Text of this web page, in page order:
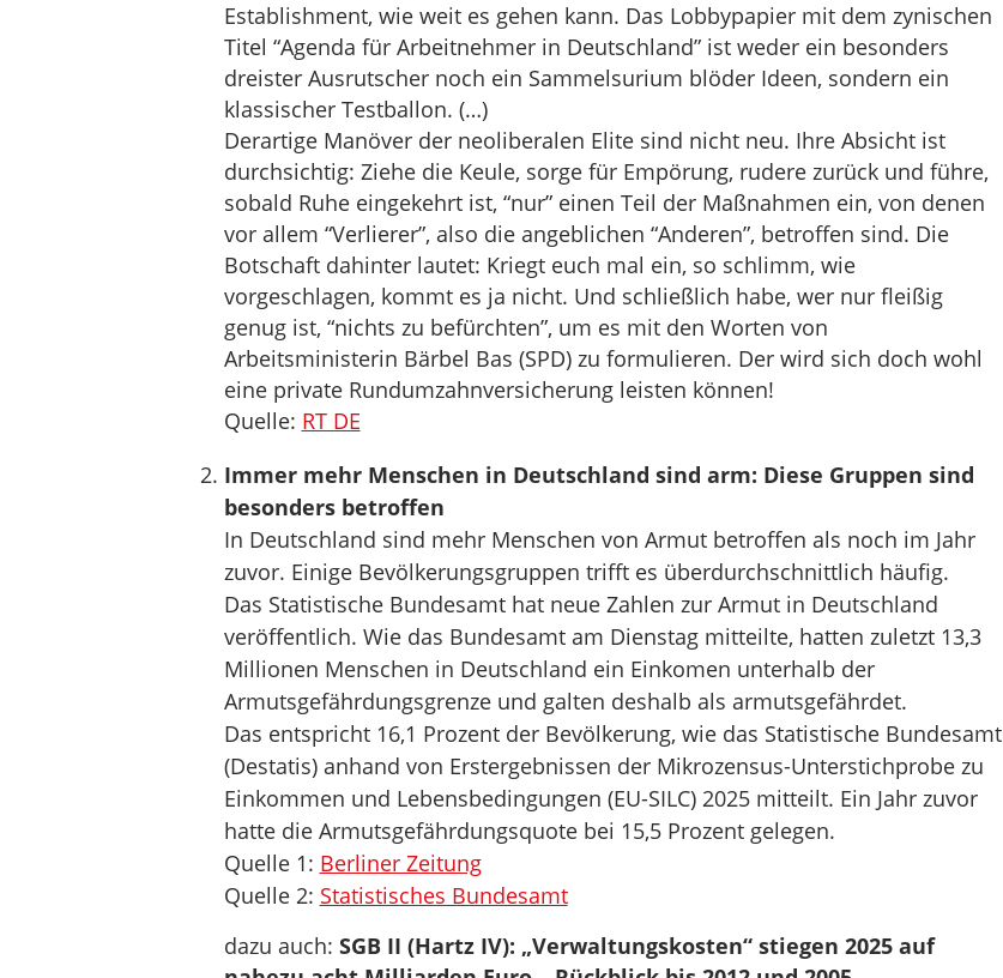
Establishment, wie weit es gehen kann. Das Lobbypapier mit dem zynischen
Titel “Agenda für Arbeitnehmer in Deutschland” ist weder ein besonders
dreister Ausrutscher noch ein Sammelsurium blöder Ideen, sondern ein
klassischer Testballon. (…)
Derartige Manöver der neoliberalen Elite sind nicht neu. Ihre Absicht ist
durchsichtig: Ziehe die Keule, sorge für Empörung, rudere zurück und führe,
sobald Ruhe eingekehrt ist, “nur” einen Teil der Maßnahmen ein, von denen
vor allem “Verlierer”, also die angeblichen “Anderen”, betroffen sind. Die
Botschaft dahinter lautet: Kriegt euch mal ein, so schlimm, wie
vorgeschlagen, kommt es ja nicht. Und schließlich habe, wer nur fleißig
genug ist, “nichts zu befürchten”, um es mit den Worten von
Arbeitsministerin Bärbel Bas (SPD) zu formulieren. Der wird sich doch wohl
eine private Rundumzahnversicherung leisten können!
Quelle: RT DE
Immer mehr Menschen in Deutschland sind arm: Diese Gruppen sind
besonders betroffen
In Deutschland sind mehr Menschen von Armut betroffen als noch im Jahr
zuvor. Einige Bevölkerungsgruppen trifft es überdurchschnittlich häufig.
Das Statistische Bundesamt hat neue Zahlen zur Armut in Deutschland
veröffentlich. Wie das Bundesamt am Dienstag mitteilte, hatten zuletzt 13,3
Millionen Menschen in Deutschland ein Einkomen unterhalb der
Armutsgefährdungsgrenze und galten deshalb als armutsgefährdet.
Das entspricht 16,1 Prozent der Bevölkerung, wie das Statistische Bundesamt
(Destatis) anhand von Erstergebnissen der Mikrozensus-Unterstichprobe zu
Einkommen und Lebensbedingungen (EU-SILC) 2025 mitteilt. Ein Jahr zuvor
hatte die Armutsgefährdungsquote bei 15,5 Prozent gelegen.
Quelle 1: Berliner Zeitung
Quelle 2: Statistisches Bundesamt
dazu auch: SGB II (Hartz IV): „Verwaltungskosten“ stiegen 2025 auf